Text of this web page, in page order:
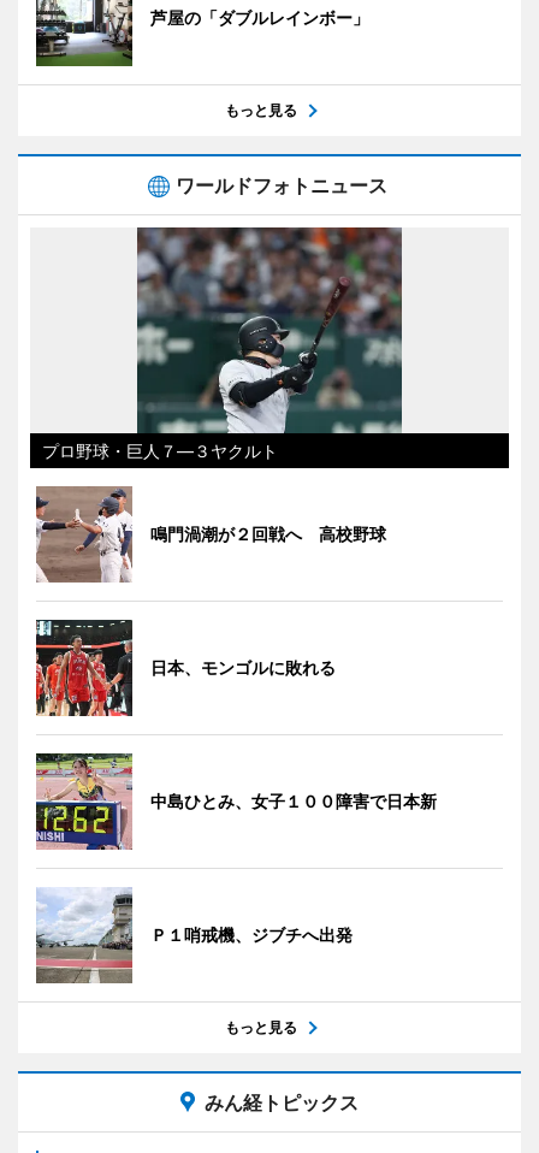
芦屋の「ダブルレインボー」
もっと見る
ワールドフォトニュース
プロ野球・巨人７―３ヤクルト
鳴門渦潮が２回戦へ 高校野球
日本、モンゴルに敗れる
中島ひとみ、女子１００障害で日本新
Ｐ１哨戒機、ジブチへ出発
もっと見る
みん経トピックス